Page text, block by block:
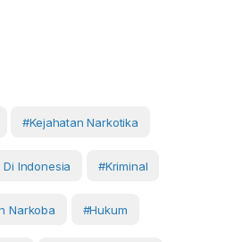
#kejahatan Narkotika
Indonesia #Kriminal
Narkoba #Hukum